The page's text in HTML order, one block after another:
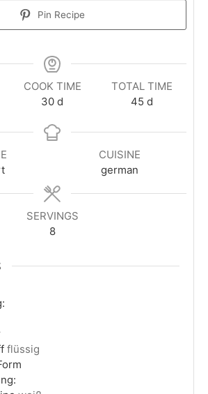
Pin Recipe
COOK TIME
30 d
TOTAL TIME
45 d
CUISINE
german
SERVINGS
8
flüssig